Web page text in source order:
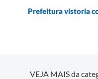
Prefeitura vistoria
VEJA MAIS da